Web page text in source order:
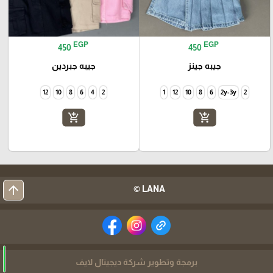
450 EGP
جيبه جينز
2
2y-3y
6
8
10
12
1
add_shopping_cart
450 EGP
جيبه جبردين
2
4
6
8
10
12
add_shopping_cart
LANA ©
arrow_upward
برمجة وتطوير شركة ديجيتال لايف